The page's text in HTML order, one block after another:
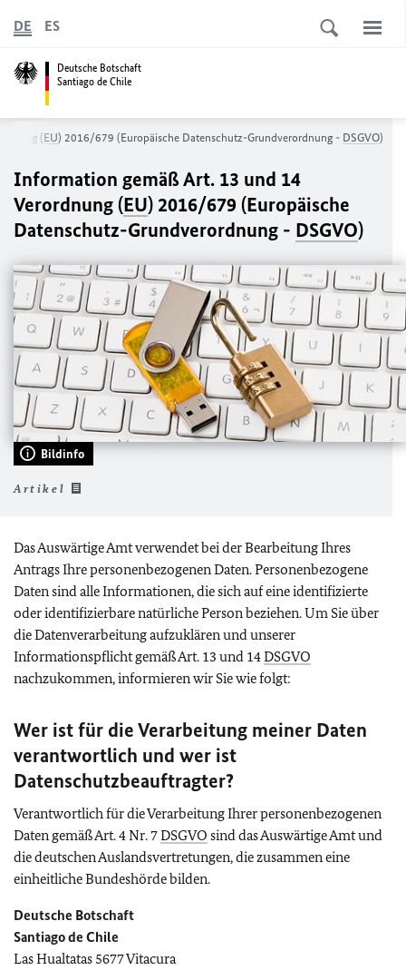
Deutsche Botschaft
Santiago de Chile
DE ES
(EU) 2016/679 (Europäische Datenschutz-Grundverordnung - DSGVO)
Information gemäß Art. 13 und 14
Verordnung (EU) 2016/679 (Europäische
Datenschutz-Grundverordnung - DSGVO)
Bildinfo
Artikel
Das Auswärtige Amt verwendet bei der Bearbeitung Ihres
Antrags Ihre personenbezogenen Daten. Personenbezogene
Daten sind alle Informationen, die sich auf eine identifizierte
oder identifizierbare natürliche Person beziehen. Um Sie über
die Datenverarbeitung aufzuklären und unserer
Informationspflicht gemäß Art. 13 und 14DSGVO
nachzukommen, informieren wir Sie wie folgt:
Wer ist für die Verarbeitung meiner Daten
verantwortlich und wer ist
Datenschutzbeauftragter?
Verantwortlich für die Verarbeitung Ihrer personenbezogenen
Daten gemäß Art. 4 Nr. 7DSGVO sind das Auswärtige Amt und
die deutschen Auslandsvertretungen, die zusammen eine
einheitliche Bundeshörde bilden.
Deutsche Botschaft
Santiago de Chile
Las Hualtatas 5677 Vitacura